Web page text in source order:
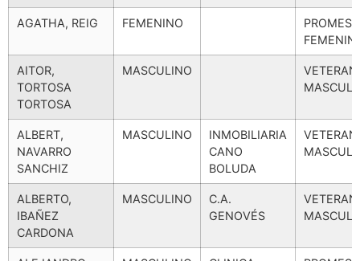
AGATHA, REIG FEMENINO
PROMESA
AITOR,
TORTOSA
TORTOSA
MASCULINO
ALBERT,
NAVARRO
SANCHIZ
MASCULINO
INMOBILIARIA
CANO
BOLUDA
ALBERTO,
IBAÑEZ
CARDONA
MASCULINO
C.A.
GENOVÉS